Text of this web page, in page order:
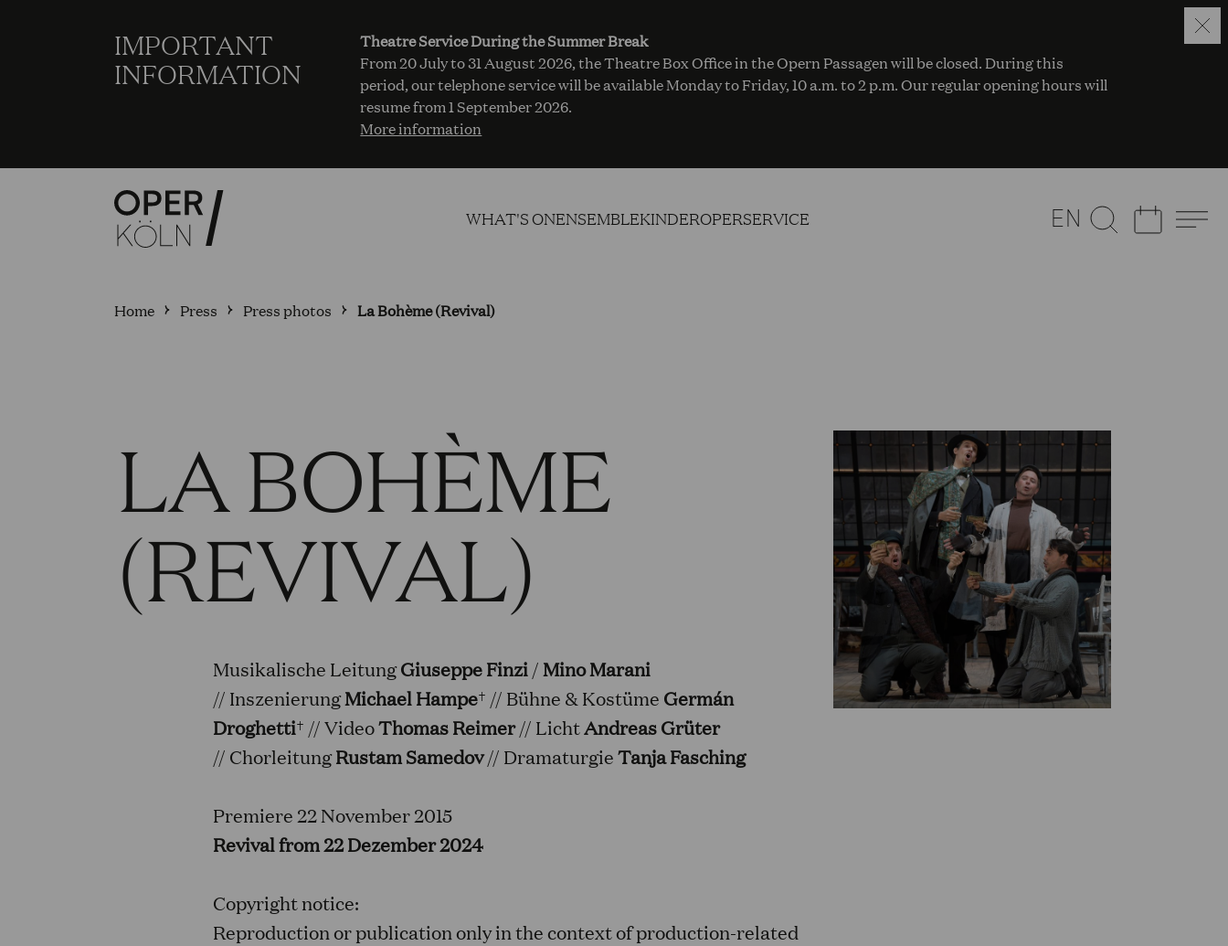
IMPORTANT
INFORMATION
Theatre Service During the Summer Break
From 20 July to 31 August 2026, the Theatre Box Office in the Opern Passagen will be closed. During this
period, our telephone service will be available Monday to Friday, 10 a.m. to 2 p.m. Our regular opening hours will
resume from 1 September 2026.
More information
WHAT'S ONENSEMBLEKINDEROPERSERVICE EN
Home Press Press photos La Bohème (Revival)
LA BOHÈME
(REVIVAL)
Musikalische LeitungGiuseppe Finzi/Mino Marani
// InszenierungMichael Hampe† // Bühne & Kostüme Germán
Droghetti† // VideoThomas Reimer// LichtAndreas Grüter
// ChorleitungRustam Samedov// DramaturgieTanja Fasching
Premiere 22 November 2015
Revival from 22 Dezember 2024
Copyright notice:
Reproduction or publication only in the context of production-related